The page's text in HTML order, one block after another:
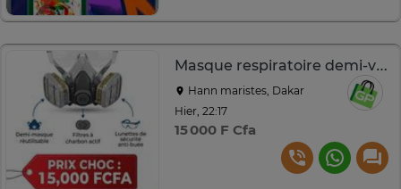
Masque respiratoire demi-visage avec filtres et lunettes
Hann maristes, Dakar
Hier, 22:17
15 000 F Cfa